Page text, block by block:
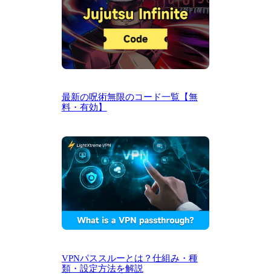
最新の呪術無限のコード一覧【無
料・有効】
VPNパススルーとは？仕組み・種
類・設定方法を解説